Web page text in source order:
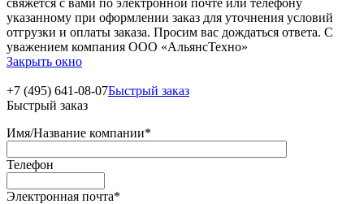
свяжется с вами по электронной почте или телефону
указанному при оформлении заказ для уточнения условий
отгрузки и оплаты заказа. Просим вас дождаться ответа. С
уважением компания ООО «АльянсТехно»
Закрыть окно
+7 (495) 641-08-07Быстрый заказ
Быстрый заказ
Имя/Название компании*
Телефон
Электронная почта*